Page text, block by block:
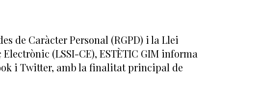
de Caràcter Personal (RGPD) i la Llei
(LSSI-CE), ESTÈTIC GIM informa
i Twitter, amb la finalitat principal de